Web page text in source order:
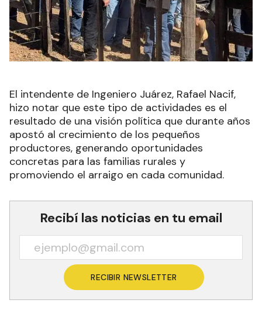
El intendente de Ingeniero Juárez, Rafael Nacif,
hizo notar que este tipo de actividades es el
resultado de una visión política que durante años
apostó al crecimiento de los pequeños
productores, generando oportunidades
concretas para las familias rurales y
promoviendo el arraigo en cada comunidad.
Recibí las noticias en tu email
RECIBIR NEWSLETTER